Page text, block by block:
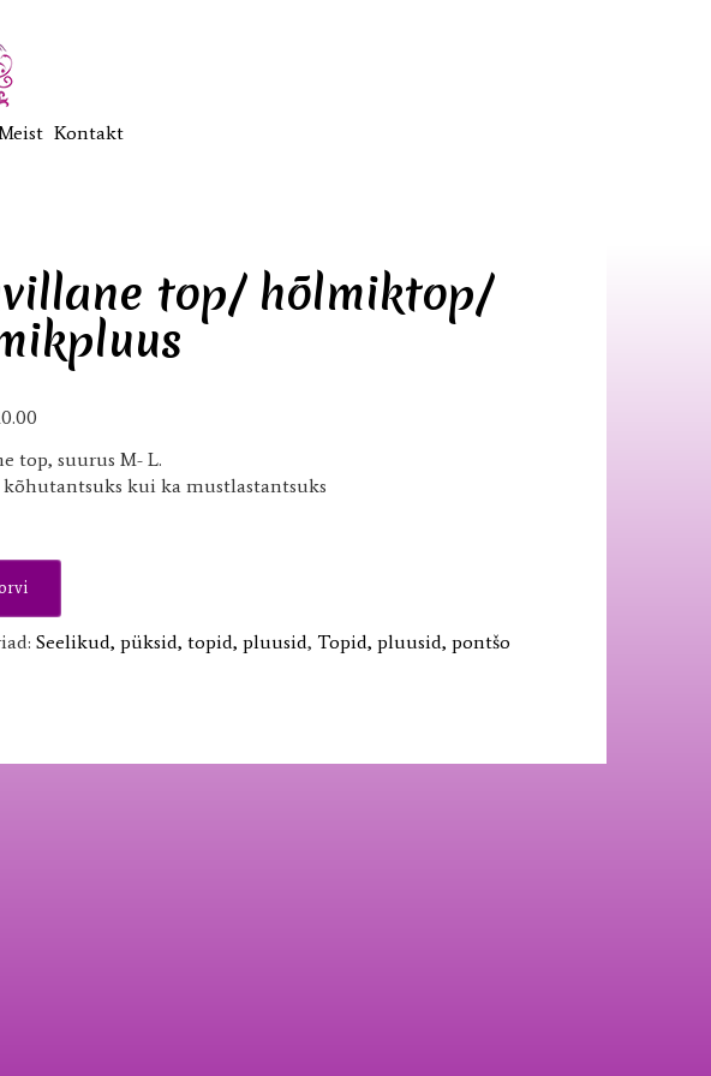
Kontakt
top/ hõlmiktop/
top, suurus M- L.
kui ka mustlastantsuks
Seelikud, püksid, topid, pluusid, Topid, pluusid, pontšo